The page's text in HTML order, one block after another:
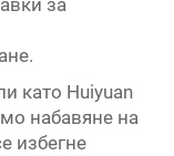
за
като Huiyuan
набавяне на
избегне